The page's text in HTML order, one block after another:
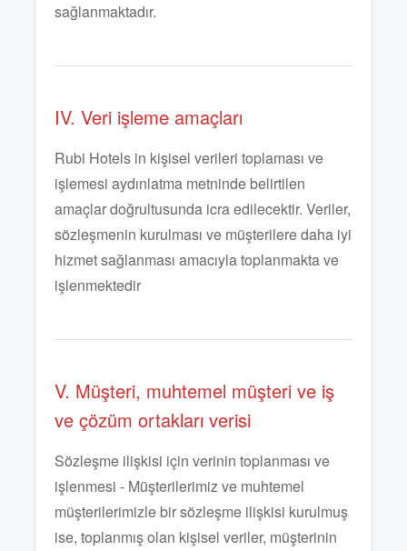
sağlanmaktadır.
IV. Veri işleme amaçları
Rubi Hotels in kişisel verileri toplaması ve
işlemesi aydınlatma metninde belirtilen
amaçlar doğrultusunda icra edilecektir. Veriler,
sözleşmenin kurulması ve müşterilere daha iyi
hizmet sağlanması amacıyla toplanmakta ve
işlenmektedir
V. Müşteri, muhtemel müşteri ve iş
ve çözüm ortakları verisi
Sözleşme ilişkisi için verinin toplanması ve
işlenmesi - Müşterilerimiz ve muhtemel
müşterilerimizle bir sözleşme ilişkisi kurulmuş
ise, toplanmış olan kişisel veriler, müşterinin